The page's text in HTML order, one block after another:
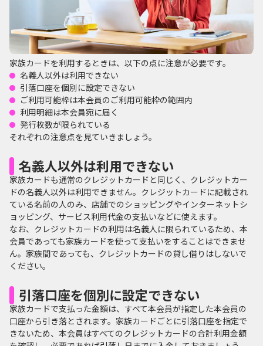
家族カードを利用するときは、以下の点に注意が必要です。
名義人以外は利用できない
引落口座を個別に設定できない
ご利用可能枠は本会員のご利用可能枠の範囲内
利用明細は本会員宛に届く
発行枚数が限られている
それぞれの注意点を見ていきましょう。
名義人以外は利用できない
家族カードも通常のクレジットカードと同じく、クレジットカー
ドの名義人以外は利用できません。クレジットカードに記載され
ている名前の人のみ、店舗でのショッピングやインターネットシ
ョッピング、サービス利用代金の支払いなどに使えます。
なお、クレジットカードの利用は名義人に限られているため、本
会員であっても家族カードを使って支払いをすることはできませ
ん。家族間であっても、クレジットカードの貸し借りはしないで
ください。
引落口座を個別に設定できない
家族カードで支払った金額は、すべて本会員が指定した本会員の
口座から引き落とされます。家族カードごとに引落口座を指定で
きないため、本会員はすべてのクレジットカードの合計利用金額